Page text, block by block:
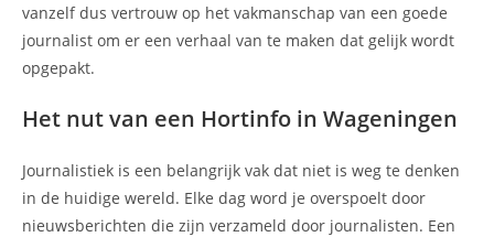
vanzelf dus vertrouw op het vakmanschap van een goede
journalist om er een verhaal van te maken dat gelijk wordt
opgepakt.
Het nut van een Hortinfo in Wageningen
Journalistiek is een belangrijk vak dat niet is weg te denken
in de huidige wereld. Elke dag word je overspoelt door
nieuwsberichten die zijn verzameld door journalisten. Een